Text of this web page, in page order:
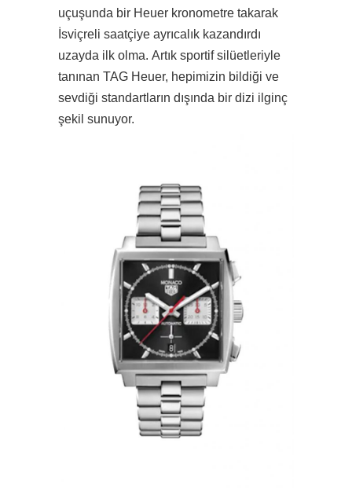
uçuşunda bir Heuer kronometre takarak
İsviçreli saatçiye ayrıcalık kazandırdı
uzayda ilk olma. Artık sportif silüetleriyle
tanınan TAG Heuer, hepimizin bildiği ve
sevdiği standartların dışında bir dizi ilginç
şekil sunuyor.